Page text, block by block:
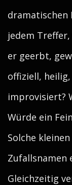
dramatischen
jedem
er geerbt,
offiziell,
improvisiert?
Würde ein
Solche
Zufallsnamen
Gleichzeitig